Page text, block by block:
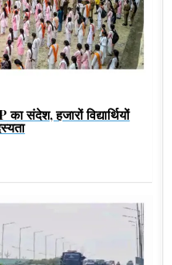
संदेश, हजारों विद्यार्थियों